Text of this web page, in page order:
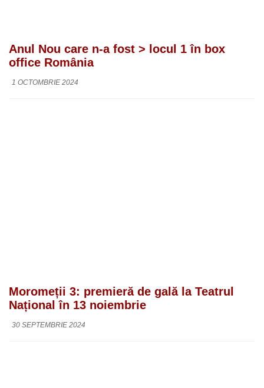
Anul Nou care n-a fost > locul 1 în box
office România
1 OCTOMBRIE 2024
Moromeții 3: premieră de gală la Teatrul
Național în 13 noiembrie
30 SEPTEMBRIE 2024